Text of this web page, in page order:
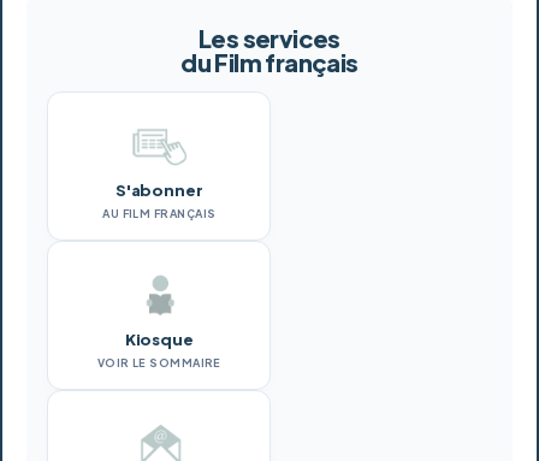
Les services
du Film français
S'abonner
AU FILM FRANÇAIS
Kiosque
VOIR LE SOMMAIRE